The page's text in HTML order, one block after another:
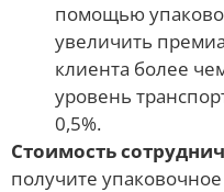
помощью
увеличить
клиента более
уровень
0,5%.
Стоимость
получите